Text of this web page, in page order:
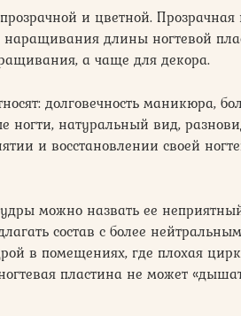
и цветной. Прозрачная
наращивания длины ногтевой
а чаще для декора.
долговечность маникюра,
ногти, натуральный вид,
и восстановлении своей
можно назвать ее
состав с более
в помещениях, где плохая
пластина не может